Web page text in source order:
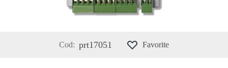
Cod: prt17051 Favorite